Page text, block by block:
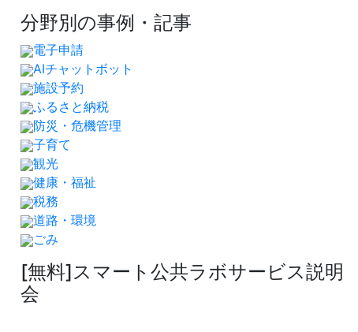
分野別の事例・記事
電子申請
AIチャットボット
施設予約
ふるさと納税
防災・危機管理
子育て
観光
健康・福祉
税務
道路・環境
ごみ
[無料]スマート公共ラボサービス説明
会